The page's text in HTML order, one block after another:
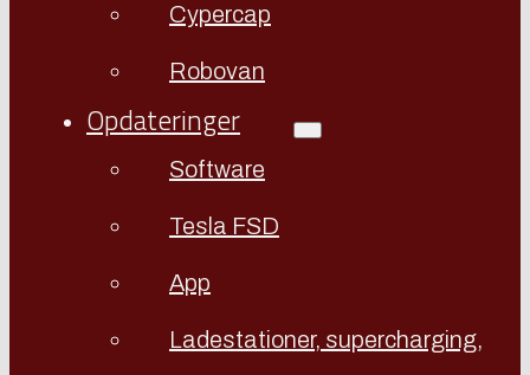
Cypercap
Robovan
Opdateringer
Software
Tesla FSD
App
Ladestationer, supercharging,